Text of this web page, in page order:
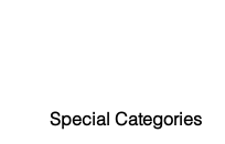
Special Categories